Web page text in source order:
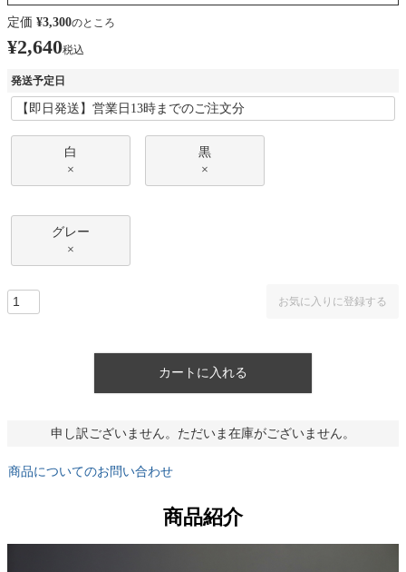
定価 ¥3,300のところ
¥2,640税込
発送予定日
白
×
黒
×
グレー
×
お気に入りに登録する
カートに入れる
申し訳ございません。ただいま在庫がございません。
商品についてのお問い合わせ
商品紹介